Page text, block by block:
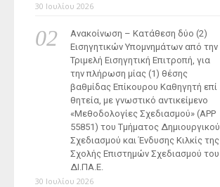
30 Ιουλίου 2026
Ανακοίνωση – Κατάθεση δύο (2)
Εισηγητικών Υπομνημάτων από την
Τριμελή Εισηγητική Επιτροπή, για
την πλήρωση μίας (1) θέσης
βαθμίδας Επίκουρου Καθηγητή επί
θητεία, με γνωστικό αντικείμενο
«Μεθοδολογίες Σχεδιασμού» (ΑΡΡ
55851) του Τμήματος Δημιουργικού
Σχεδιασμού και Ένδυσης Κιλκίς της
Σχολής Επιστημών Σχεδιασμού του
ΔΙ.ΠΑ.Ε.
30 Ιουλίου 2026